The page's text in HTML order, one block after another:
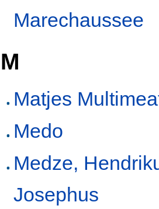
Marechaussee
M
Matjes
Medo
Medze,
Josephus